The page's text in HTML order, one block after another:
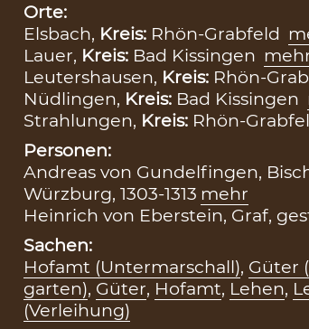
Orte:
Elsbach, Kreis: Rhön-Grabfeld
Lauer, Kreis: Bad Kissingen
Leutershausen, Kreis: Rhön-
Nüdlingen, Kreis: Bad Kissingen
Strahlungen, Kreis: Rhön-
Personen:
Andreas von Gundelfingen,
Würzburg, 1303-1313 mehr
Heinrich von Eberstein, Graf,
Sachen:
Hofamt (Untermarschall), Güter
garten), Güter, Hofamt, Lehen,
(Verleihung)